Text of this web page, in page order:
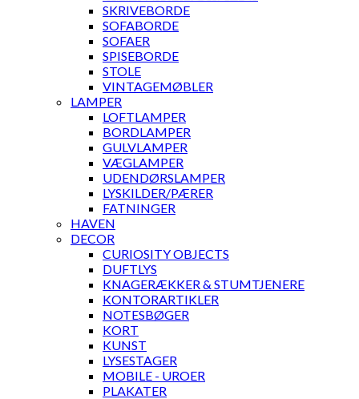
SKRIVEBORDE
SOFABORDE
SOFAER
SPISEBORDE
STOLE
VINTAGEMØBLER
LAMPER
LOFTLAMPER
BORDLAMPER
GULVLAMPER
VÆGLAMPER
UDENDØRSLAMPER
LYSKILDER/PÆRER
FATNINGER
HAVEN
DECOR
CURIOSITY OBJECTS
DUFTLYS
KNAGERÆKKER & STUMTJENERE
KONTORARTIKLER
NOTESBØGER
KORT
KUNST
LYSESTAGER
MOBILE - UROER
PLAKATER